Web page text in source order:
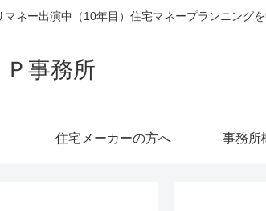
ネー出演中（10年目）住宅マネープランニング
事務所
住宅メーカーの方へ 事務所